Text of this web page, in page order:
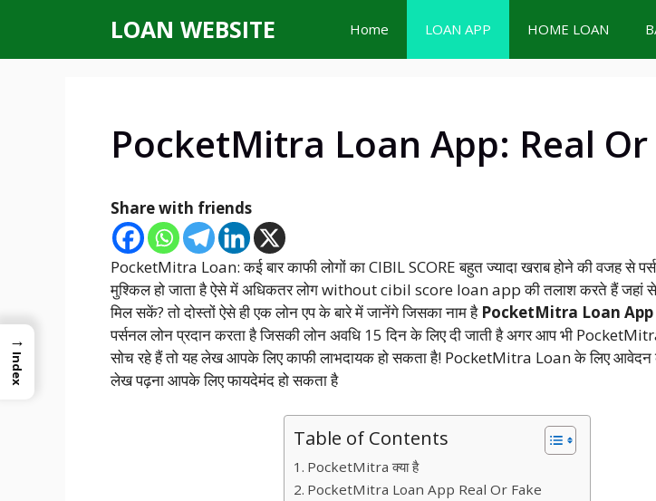
content
LOAN WEBSITE Home LOAN APP HOME LOAN
PocketMitra Loan App: Real Or
Share with friends
PocketMitra Loan: कई बार काफी लोगों का CIBIL SCORE बहुत ज्यादा खराब होने की वजह से
मुश्किल हो जाता है ऐसे में अधिकतर लोग without cibil score loan app की तलाश करते हैं जहां
मिल सकें? तो दोस्तों ऐसे ही एक लोन एप के बारे में जानेंगे जिसका नाम है PocketMitra Loan App
पर्सनल लोन प्रदान करता है जिसकी लोन अवधि 15 दिन के लिए दी जाती है अगर आप भी
सोच रहे हैं तो यह लेख आपके लिए काफी लाभदायक हो सकता है! PocketMitra Loan के लिए
लेख पढ़ना आपके लिए फायदेमंद हो सकता है
Table of Contents
PocketMitra क्या है
PocketMitra Loan App Real Or Fake
→
Index